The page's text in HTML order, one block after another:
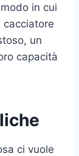
in cui
cacciatore
un
capacità
ci vuole